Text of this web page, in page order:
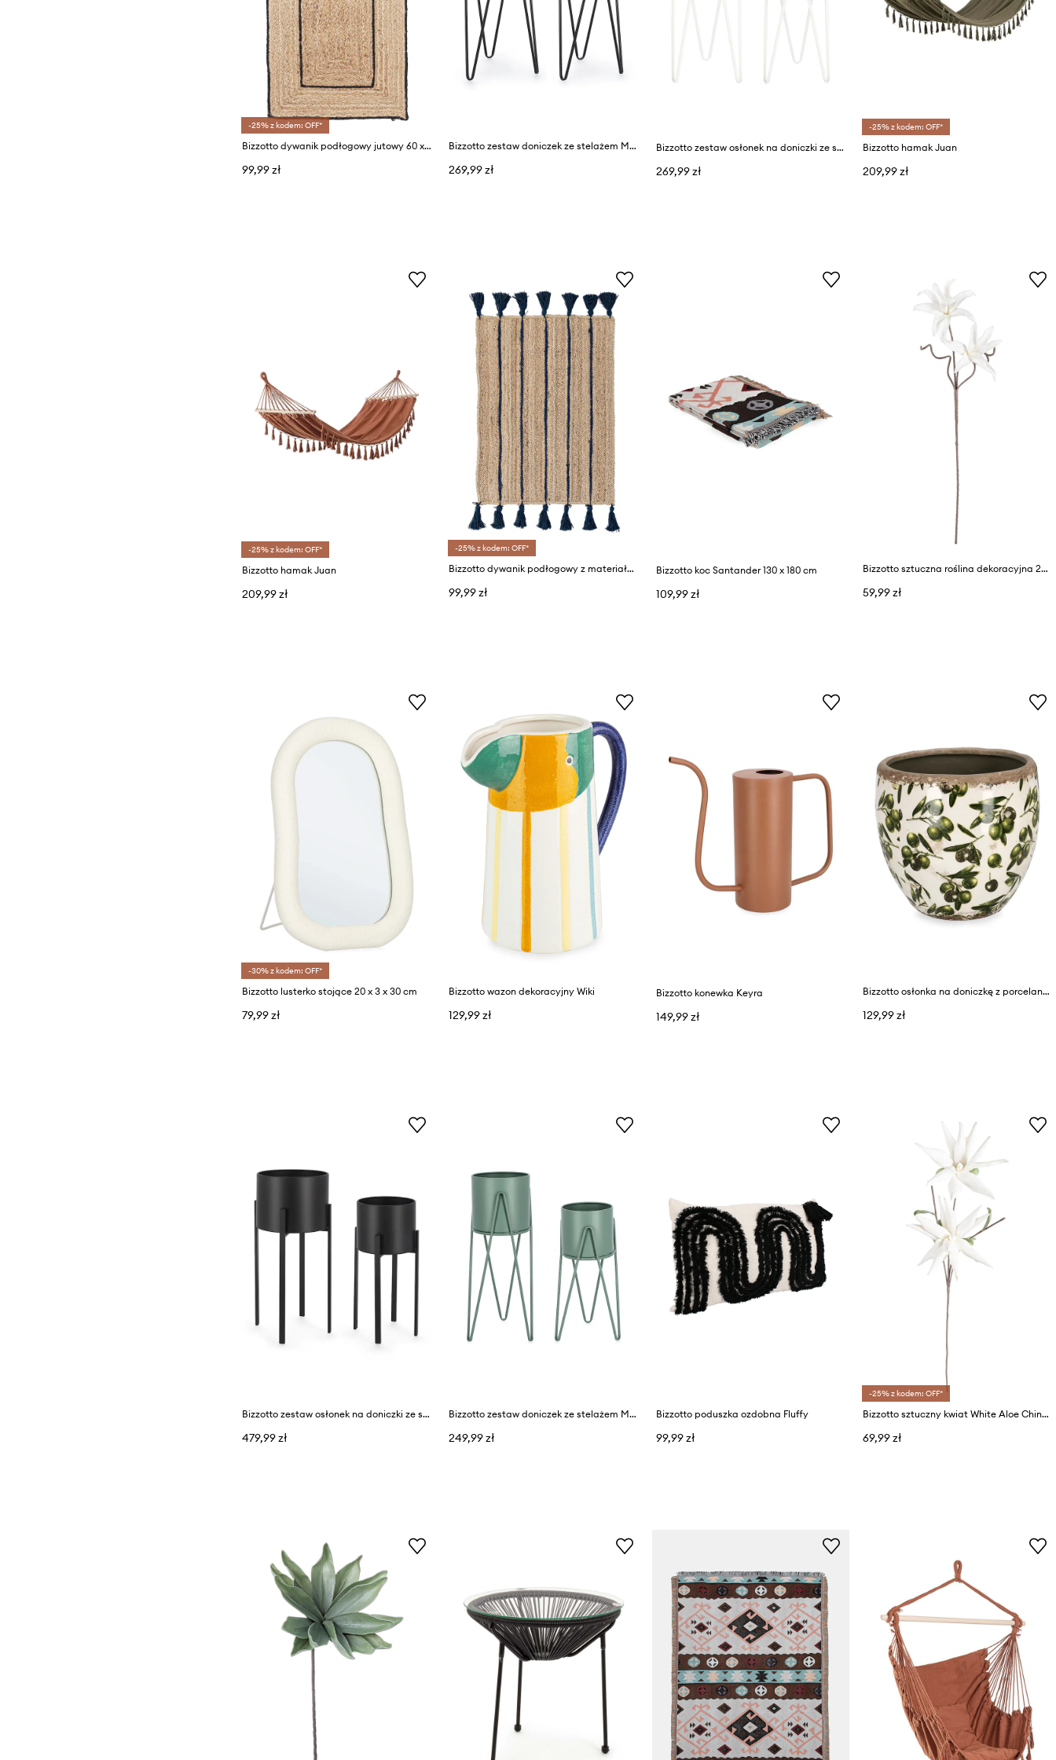
-25% z kodem: OFF*
Bizzotto dywanik podłogowy jutowy 60 x 90 cm
99,99 zł
Bizzotto zestaw doniczek ze stelażem Madelyn 23,5 x 57 / 21,5 x 46 cm 2-pack
269,99 zł
Bizzotto zestaw osłonek na doniczki ze stelażami Madelyn 2-pack
269,99 zł
-25% z kodem: OFF*
Bizzotto hamak Juan
209,99 zł
-25% z kodem: OFF*
Bizzotto hamak Juan
209,99 zł
-25% z kodem: OFF*
Bizzotto dywanik podłogowy z materiału tekstylnego 60 x 90 cm
99,99 zł
Bizzotto koc Santander 130 x 180 cm
109,99 zł
Bizzotto sztuczna roślina dekoracyjna 22 x 113 cm
59,99 zł
-30% z kodem: OFF*
Bizzotto lusterko stojące 20 x 3 x 30 cm
79,99 zł
Bizzotto wazon dekoracyjny Wiki
129,99 zł
Bizzotto konewka Keyra
149,99 zł
Bizzotto osłonka na doniczkę z porcelany 18 x 17 cm
129,99 zł
Bizzotto zestaw osłonek na doniczki ze stelażem ze stali malowanej proszkowo 28 x 65 cm; 23 x 55 cm
479,99 zł
Bizzotto zestaw doniczek ze stelażem Madelyn 23,5 × 53/57 / 21,5 × 42/46 cm 2-pack
249,99 zł
Bizzotto poduszka ozdobna Fluffy
99,99 zł
-25% z kodem: OFF*
Bizzotto sztuczny kwiat White Aloe Chinesis
69,99 zł